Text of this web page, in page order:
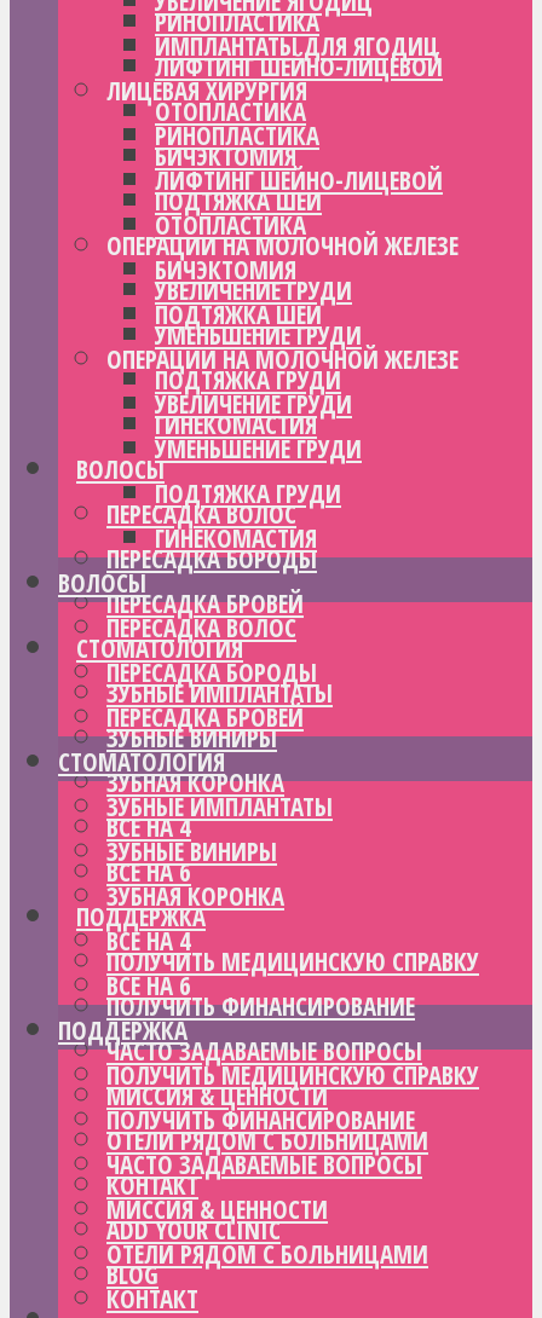
РИНОПЛАСТИКА
ЛИФТИНГ ШЕЙНО-ЛИЦЕВОЙ
ОТОПЛАСТИКА
БИЧЭКТОМИЯ
ПОДТЯЖКА ШЕИ
ОПЕРАЦИИ НА МОЛОЧНОЙ ЖЕЛЕЗЕ
УВЕЛИЧЕНИЕ ГРУДИ
УМЕНЬШЕНИЕ ГРУДИ
ПОДТЯЖКА ГРУДИ
ГИНЕКОМАСТИЯ
ВОЛОСЫ
ПЕРЕСАДКА ВОЛОС
ПЕРЕСАДКА БОРОДЫ
ПЕРЕСАДКА БРОВЕЙ
СТОМАТОЛОГИЯ
ЗУБНЫЕ ИМПЛАНТАТЫ
ЗУБНЫЕ ВИНИРЫ
ЗУБНАЯ КОРОНКА
ВСЕ НА 4
ВСЕ НА 6
ПОДДЕРЖКА
ПОЛУЧИТЬ МЕДИЦИНСКУЮ СПРАВКУ
ПОЛУЧИТЬ ФИНАНСИРОВАНИЕ
ЧАСТО ЗАДАВАЕМЫЕ ВОПРОСЫ
МИССИЯ & ЦЕННОСТИ
ОТЕЛИ РЯДОМ С БОЛЬНИЦАМИ
КОНТАКТ
ADD YOUR CLINIC
BLOG
ИМПЛАНТАТЫ ДЛЯ ЯГОДИЦ
ЛИЦЕВАЯ ХИРУРГИЯ
РИНОПЛАСТИКА
ЛИФТИНГ ШЕЙНО-ЛИЦЕВОЙ
ОТОПЛАСТИКА
БИЧЭКТОМИЯ
ПОДТЯЖКА ШЕИ
ОПЕРАЦИИ НА МОЛОЧНОЙ ЖЕЛЕЗЕ
УВЕЛИЧЕНИЕ ГРУДИ
УМЕНЬШЕНИЕ ГРУДИ
ПОДТЯЖКА ГРУДИ
ГИНЕКОМАСТИЯ
ВОЛОСЫ
ПЕРЕСАДКА ВОЛОС
ПЕРЕСАДКА БОРОДЫ
ПЕРЕСАДКА БРОВЕЙ
СТОМАТОЛОГИЯ
ЗУБНЫЕ ИМПЛАНТАТЫ
ЗУБНЫЕ ВИНИРЫ
ЗУБНАЯ КОРОНКА
ВСЕ НА 4
ВСЕ НА 6
ПОДДЕРЖКА
ПОЛУЧИТЬ МЕДИЦИНСКУЮ СПРАВКУ
ПОЛУЧИТЬ ФИНАНСИРОВАНИЕ
ЧАСТО ЗАДАВАЕМЫЕ ВОПРОСЫ
МИССИЯ & ЦЕННОСТИ
ОТЕЛИ РЯДОМ С БОЛЬНИЦАМИ
КОНТАКТ